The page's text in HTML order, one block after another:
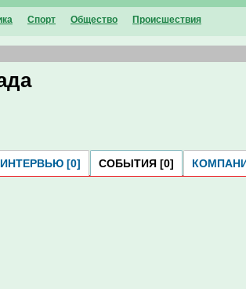
Спорт Общество Проиcшествия
ИНТЕРВЬЮ [0] СОБЫТИЯ [0]